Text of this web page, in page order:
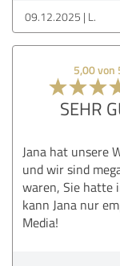
09.12.2025 L.
5,00 von
SEHR
Jana hat unsere
und wir sind
waren, Sie hatte
kann Jana nur
Media!